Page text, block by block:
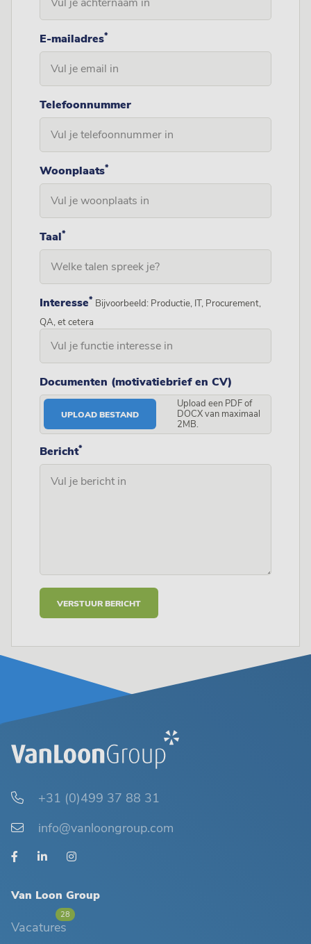
E-mailadres*
Telefoonnummer
Woonplaats*
Taal*
Interesse* Bijvoorbeeld: Productie, IT, Procurement,
QA, et cetera
Documenten (motivatiebrief en CV)
UPLOAD BESTAND
Upload een PDF of
DOCX van maximaal
2MB.
Bericht*
VERSTUUR BERICHT
+31 (0)499 37 88 31
info@vanloongroup.com
Van Loon Group
Vacatures
28